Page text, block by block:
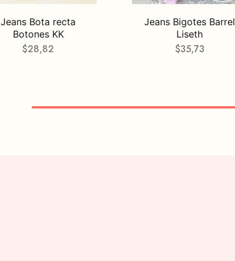
Jeans Bota recta
Botones KK
$28,82
Jeans Bigotes Barrel
Liseth
$35,73